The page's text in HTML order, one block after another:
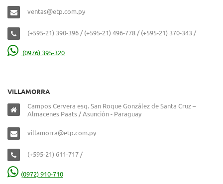
ventas@etp.com.py
(+595-21) 390-396 / (+595-21) 496-778 / (+595-21) 370-343 /
(0976) 395-320
VILLAMORRA
Campos Cervera esq. San Roque González de Santa Cruz –
Almacenes Paats / Asunción - Paraguay
villamorra@etp.com.py
(+595-21) 611-717 /
(0972) 910-710